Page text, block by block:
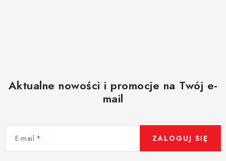
Aktualne nowości i promocje na Twój e-
mail
E-mail ZALOGUJ SIĘ